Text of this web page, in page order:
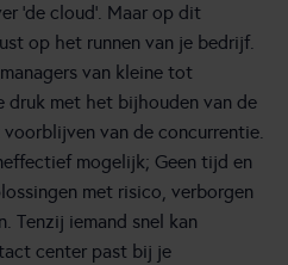
‘de cloud’. Maar op dit
op het runnen van je bedrijf.
van kleine tot
druk met het bijhouden van de
van de concurrentie.
mogelijk; Geen tijd en
met risico, verborgen
Tenzij iemand snel kan
center past bij je